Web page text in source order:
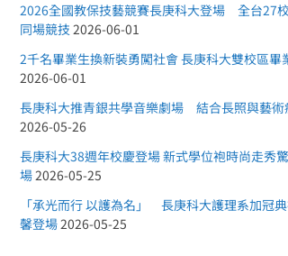
2026全國教保技藝競賽長庚科大登場 全台27
同場競技 2026-06-01
2千名畢業生換新裝勇闖社會 長庚科大雙校區畢
2026-06-01
長庚科大推青銀共學音樂劇場 結合長照與藝術
2026-05-26
長庚科大38週年校慶登場 新式學位袍時尚走秀
場2026-05-25
「承光而行 以護為名」 長庚科大護理系加冠
馨登場2026-05-25